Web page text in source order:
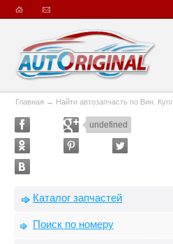
Главная → Найти автозапчасть по Вин.
undefined
Каталог запчастей
Поиск по номеру